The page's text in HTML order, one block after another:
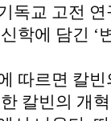
독교 고전
학에 담긴 ‘
따르면 칼
칼빈의 개